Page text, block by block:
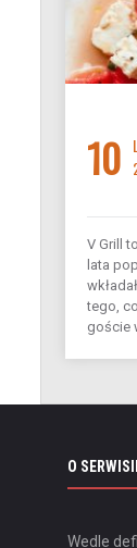
10
V Grill
lata
tego,
goście
O
Wedle